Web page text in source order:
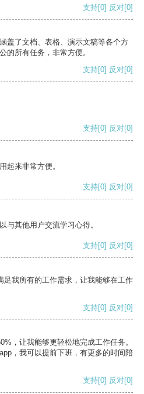
支持[0] 反对[0]
盖了文档、表格、演示文稿等各个方
的所有任务，非常方便。
支持[0] 反对[0]
支持[0] 反对[0]
起来非常方便。
支持[0] 反对[0]
与其他用户交流学习心得。
支持[0] 反对[0]
足我所有的工作需求，让我能够在工作
支持[0] 反对[0]
，让我能够更轻松地完成工作任务。
，我可以提前下班，有更多的时间陪
支持[0] 反对[0]